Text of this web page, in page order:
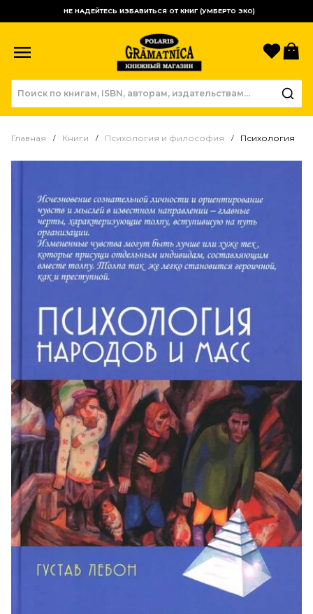
НЕ НАДЕЙТЕСЬ ИЗБАВИТЬСЯ ОТ КНИГ (УМБЕРТО ЭКО)
Главная Книги Психология и философия Психология